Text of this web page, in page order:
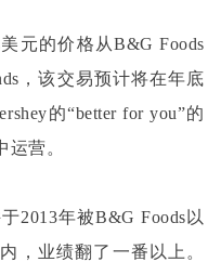
元的价格从B&G Foods
，该交易预计将在年底
的“better for you”的
营。
2013年被B&G Foods以
，业绩翻了一番以上。